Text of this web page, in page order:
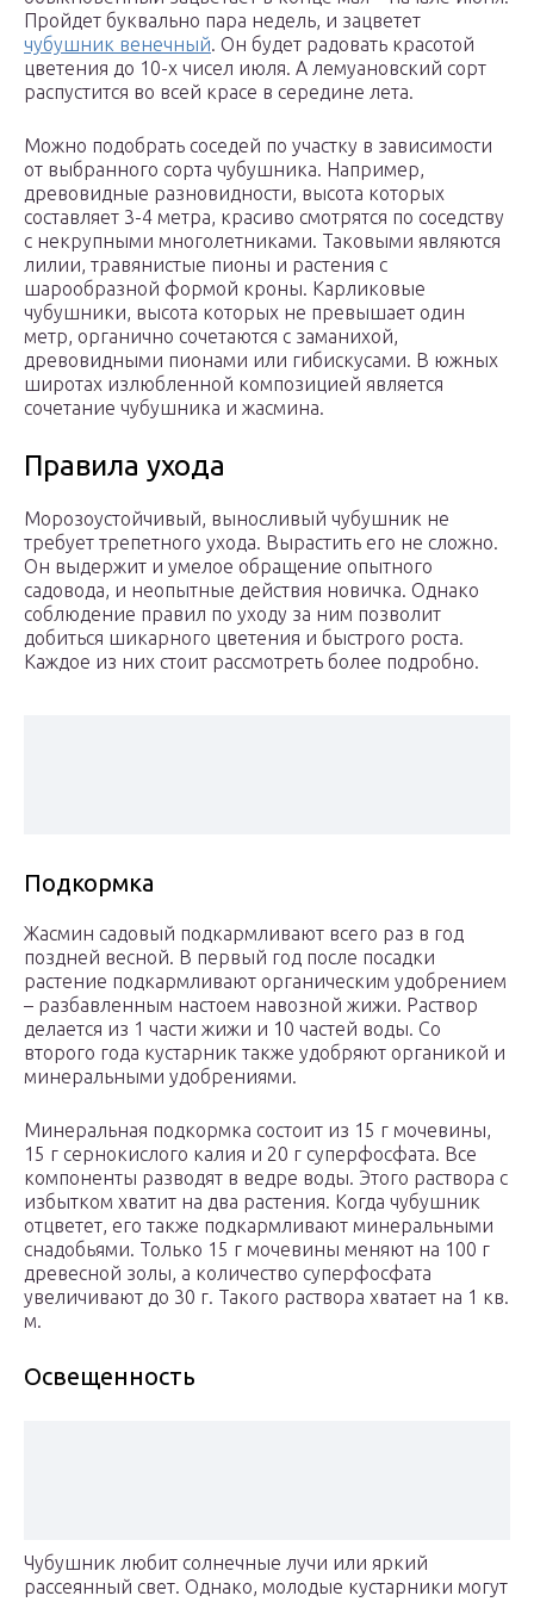
Пройдет буквально пара недель, и зацветет
чубушник венечный. Он будет радовать красотой
цветения до 10-х чисел июля. А лемуановский сорт
распустится во всей красе в середине лета.
Можно подобрать соседей по участку в зависимости
от выбранного сорта чубушника. Например,
древовидные разновидности, высота которых
составляет 3-4 метра, красиво смотрятся по соседству
с некрупными многолетниками. Таковыми являются
лилии, травянистые пионы и растения с
шарообразной формой кроны. Карликовые
чубушники, высота которых не превышает один
метр, органично сочетаются с заманихой,
древовидными пионами или гибискусами. В южных
широтах излюбленной композицией является
сочетание чубушника и жасмина.
Правила ухода
Морозоустойчивый, выносливый чубушник не
требует трепетного ухода. Вырастить его не сложно.
Он выдержит и умелое обращение опытного
садовода, и неопытные действия новичка. Однако
соблюдение правил по уходу за ним позволит
добиться шикарного цветения и быстрого роста.
Каждое из них стоит рассмотреть более подробно.
Подкормка
Жасмин садовый подкармливают всего раз в год
поздней весной. В первый год после посадки
растение подкармливают органическим удобрением
– разбавленным настоем навозной жижи. Раствор
делается из 1 части жижи и 10 частей воды. Со
второго года кустарник также удобряют органикой и
минеральными удобрениями.
Минеральная подкормка состоит из 15 г мочевины,
15 г сернокислого калия и 20 г суперфосфата. Все
компоненты разводят в ведре воды. Этого раствора с
избытком хватит на два растения. Когда чубушник
отцветет, его также подкармливают минеральными
снадобьями. Только 15 г мочевины меняют на 100 г
древесной золы, а количество суперфосфата
увеличивают до 30 г. Такого раствора хватает на 1 кв.
м.
Освещенность
Чубушник любит солнечные лучи или яркий
рассеянный свет. Однако, молодые кустарники могут